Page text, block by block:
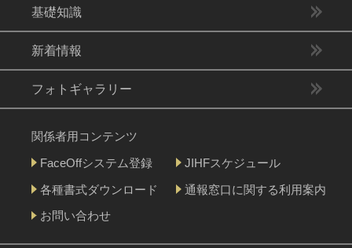
基礎知識
新着情報
フォトギャラリー
関係者用コンテンツ
FaceOffシステム登録
JIHFスケジュール
各種書式ダウンロード
通報窓口に関する利用案内
お問い合わせ